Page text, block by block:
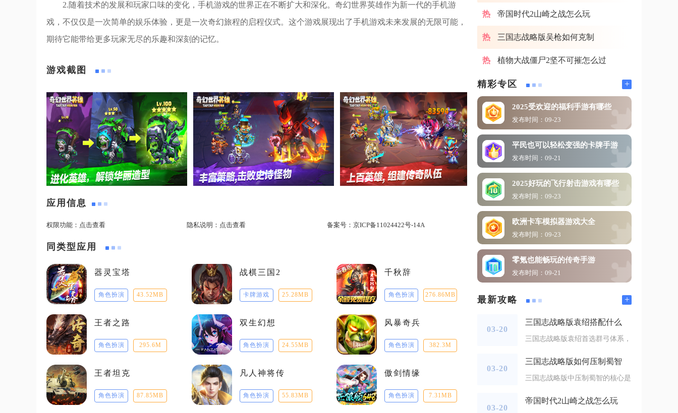
2.随着技术的发展和玩家口味的变化，手机游戏的世界正在不断扩大和深化。奇幻世界英雄作为新一代的手机游
戏，不仅仅是一次简单的娱乐体验，更是一次奇幻旅程的启程仪式。这个游戏展现出了手机游戏未来发展的无限可能，
期待它能带给更多玩家无尽的乐趣和深刻的记忆。
游戏截图
应用信息
权限功能： 点击查看 隐私说明： 点击查看 备案号： 京ICP备11024422号-14A
同类型应用
器灵宝塔
角色扮演 43.52MB
战棋三国2
卡牌游戏 25.28MB
千秋辞
角色扮演 276.86MB
王者之路
角色扮演 295.6M
双生幻想
角色扮演 24.55MB
风暴奇兵
角色扮演 382.3M
王者坦克
角色扮演 87.85MB
凡人神将传
角色扮演 55.83MB
傲剑情缘
角色扮演 7.31MB
帝国时代2山崎之战怎么玩
三国志战略版吴枪如何克制
植物大战僵尸2坚不可摧怎么过
精彩专区 +
2025受欢迎的福利手游有哪些
发布时间：09-23
平民也可以轻松变强的卡牌手游
发布时间：09-21
2025好玩的飞行射击游戏有哪些
发布时间：09-23
欧洲卡车模拟器游戏大全
发布时间：09-23
零氪也能畅玩的传奇手游
发布时间：09-21
最新攻略 +
03-20
三国志战略版袁绍搭配什么
三国志战略版袁绍首选群弓体系，
03-20
三国志战略版如何压制蜀智
三国志战略版中压制蜀智的核心是
03-20
帝国时代2山崎之战怎么玩